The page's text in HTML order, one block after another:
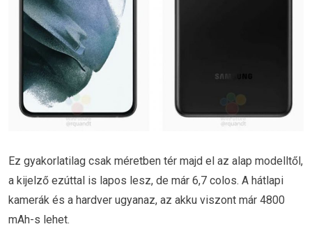
Ez gyakorlatilag csak méretben tér majd el az alap modelltől,
a kijelző ezúttal is lapos lesz, de már 6,7 colos. A hátlapi
kamerák és a hardver ugyanaz, az akku viszont már 4800
mAh-s lehet.